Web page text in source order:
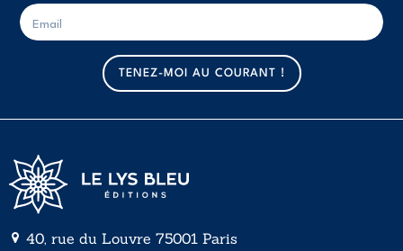
m
a
i
l
E
-
m
TENEZ-MOI AU COURANT !
40, rue du Louvre 75001 Paris